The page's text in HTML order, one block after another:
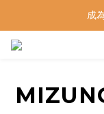
成